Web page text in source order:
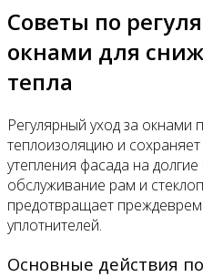
Советы по
окнами для
тепла
Регулярный уход за окнами
теплоизоляцию и сохраняет
утепления фасада на
обслуживание рам и
предотвращает
уплотнителей.
Основные действия